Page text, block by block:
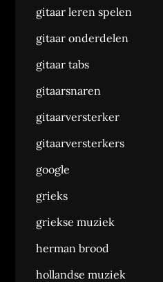
gitaar leren spelen
gitaar onderdelen
gitaar tabs
gitaarsnaren
gitaarversterker
gitaarversterkers
google
grieks
griekse muziek
herman brood
hollandse muziek